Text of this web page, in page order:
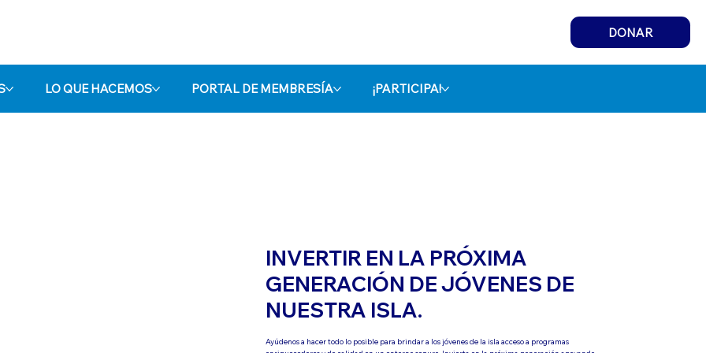
LO QUE HACEMOS PORTAL DE MEMBRESÍA ¡PARTICIPA!
DONAR
INVERTIR EN LA PRÓXIMA
GENERACIÓN DE JÓVENES DE
NUESTRA ISLA.
Ayúdenos a hacer todo lo posible para brindar a los jóvenes de la isla acceso a programas